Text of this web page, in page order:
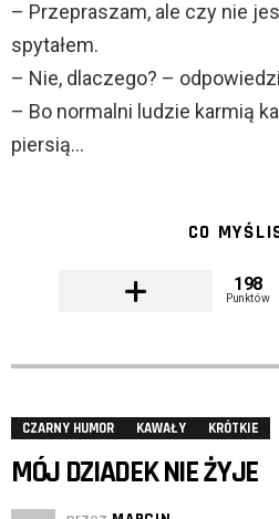
– Przepraszam, ale czy nie
spytałem.
– Nie, dlaczego? –
– Bo normalni ludzie karmią
piersią…
CO
198
Punktów
CZARNY HUMOR KAWAŁY KRÓTKIE
MÓJ DZIADEK NIE ŻYJE